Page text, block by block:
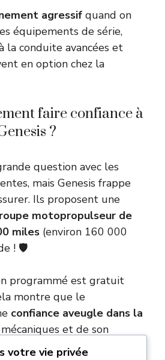
agressif quand on
équipements de série,
la conduite avancées et
en option chez la
faire confiance à
?
question avec les
mais Genesis frappe
Ils proposent une
motopropulseur de
miles (environ 160 000
! 🛡️
programmé est gratuit
montre que le
confiance aveugle dans la
et de son
votre vie privée